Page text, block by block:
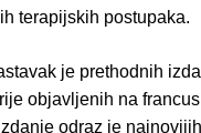
terapijskih postupaka.
je prethodnih
objavljenih na
odraz je